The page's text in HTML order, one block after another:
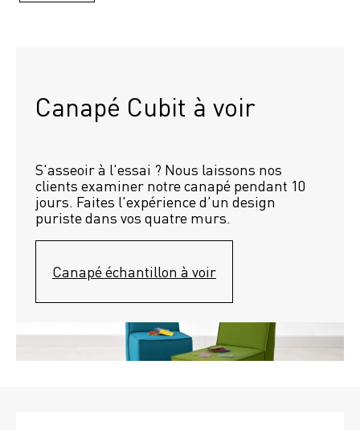
Canapé Cubit à voir
S'asseoir à l'essai ? Nous laissons nos
clients examiner notre canapé pendant 10
jours. Faites l'expérience d'un design
puriste dans vos quatre murs.
Canapé échantillon à voir